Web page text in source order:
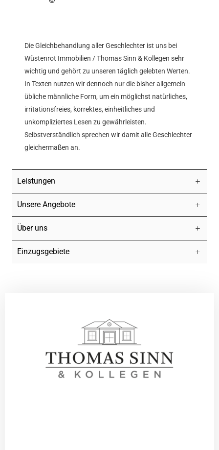
Die Gleichbehandlung aller Geschlechter ist uns bei
Wüstenrot Immobilien / Thomas Sinn & Kollegen sehr
wichtig und gehört zu unseren täglich gelebten Werten.
In Texten nutzen wir dennoch nur die bisher allgemein
übliche männliche Form, um ein möglichst natürliches,
irritationsfreies, korrektes, einheitliches und
unkompliziertes Lesen zu gewährleisten.
Selbstverständlich sprechen wir damit alle Geschlechter
gleichermaßen an.
Leistungen
Unsere Angebote
Über uns
Einzugsgebiete